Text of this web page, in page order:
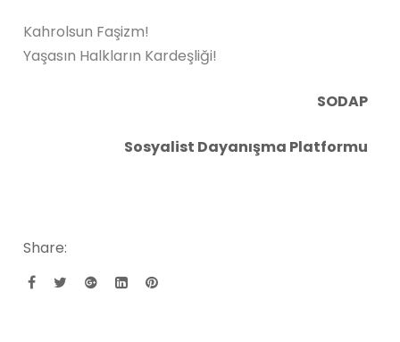
Kahrolsun Faşizm!
Yaşasın Halkların Kardeşliği!
SODAP
Sosyalist Dayanışma Platformu
Share: